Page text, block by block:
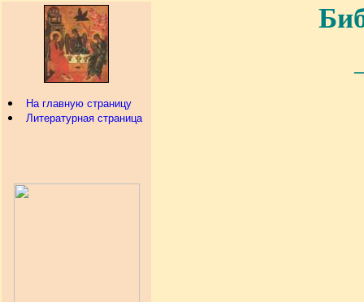
На главную страницу
Литературная страница